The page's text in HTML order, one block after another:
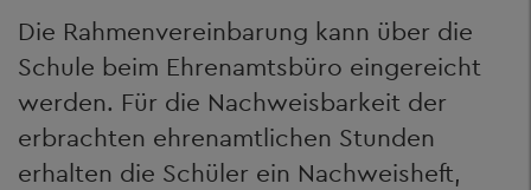
Die Rahmenvereinbarung kann über die
Schule beim Ehrenamtsbüro eingereicht
werden. Für die Nachweisbarkeit der
erbrachten ehrenamtlichen Stunden
erhalten die Schüler ein Nachweisheft,